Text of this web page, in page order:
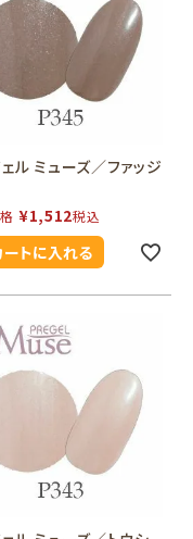
ル ミューズ／ファッジ
¥1,512税込
ートに入れる